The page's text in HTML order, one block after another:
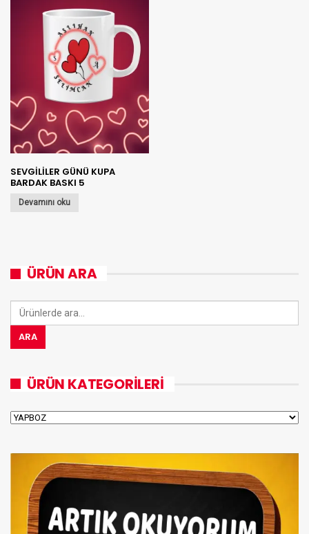
SEVGİLİLER GÜNÜ KUPA
BARDAK BASKI 5
Devamını oku
ÜRÜN ARA
Ara:
ARA
ÜRÜN KATEGORILERI